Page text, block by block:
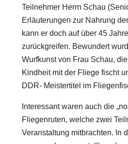
Teilnehmer Herrn Schau
Erläuterungen zur Nahrung
kann er doch auf über 45
zurückgreifen. Bewundert
Wurfkunst von Frau Schau,
Kindheit mit der Fliege fischt
DDR- Meistertitel im
Interessant waren auch die
Fliegenruten, welche zwei
Veranstaltung mitbrachten. In